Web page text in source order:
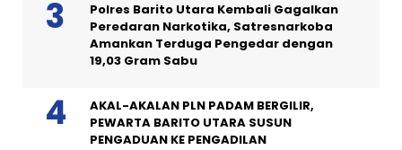
Polres Barito Utara Kembali Gagalkan
Peredaran Narkotika, Satresnarkoba
Amankan Terduga Pengedar dengan
19,03 Gram Sabu
AKAL-AKALAN PLN PADAM BERGILIR,
PEWARTA BARITO UTARA SUSUN
PENGADUAN KE PENGADILAN